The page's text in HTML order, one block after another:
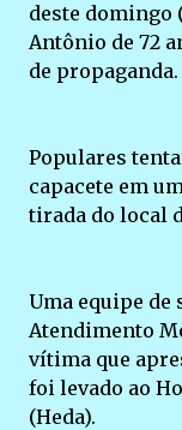
deste domingo
Antônio de 72
de propaganda.
Populares
capacete em
tirada do local
Uma equipe de
Atendimento
vítima que
foi levado ao
(Heda).